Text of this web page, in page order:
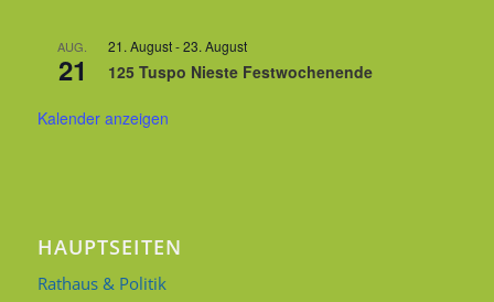
AUG.
21
21. August-23. August
125 Tuspo Nieste Festwochenende
Kalender anzeigen
HAUPTSEITEN
Rathaus & Politik